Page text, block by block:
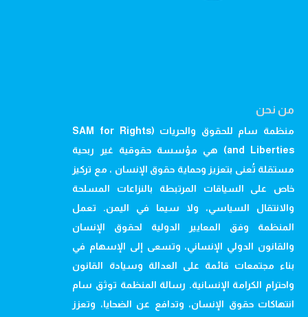
من نحن
منظمة سام للحقوق والحريات (SAM for Rights
and Liberties) هي مؤسسة حقوقية غير ربحية
مستقلة تُعنى بتعزيز وحماية حقوق الإنسان ، مع تركيز
خاص على السياقات المرتبطة بالنزاعات المسلحة
والانتقال السياسي، ولا سيما في اليمن. تعمل
المنظمة وفق المعايير الدولية لحقوق الإنسان
والقانون الدولي الإنساني، وتسعى إلى الإسهام في
بناء مجتمعات قائمة على العدالة وسيادة القانون
واحترام الكرامة الإنسانية. رسالة المنظمة توثق سام
انتهاكات حقوق الإنسان، وتدافع عن الضحايا، وتعزز